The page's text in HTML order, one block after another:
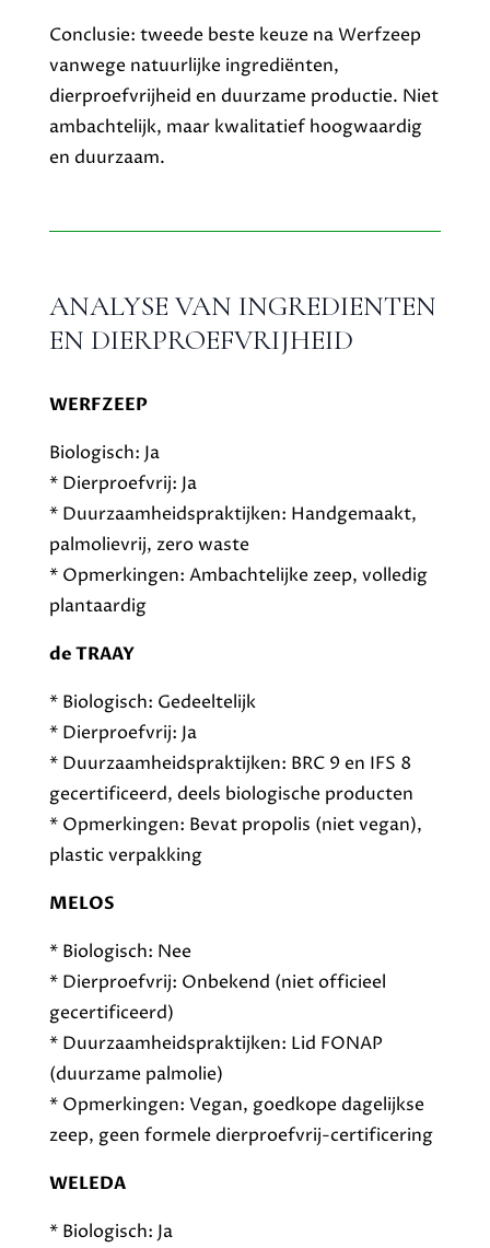
Conclusie: tweede beste keuze na Werfzeep
vanwege natuurlijke ingrediënten,
dierproefvrijheid en duurzame productie. Niet
ambachtelijk, maar kwalitatief hoogwaardig
en duurzaam.
ANALYSE VAN INGREDIENTEN
EN DIERPROEFVRIJHEID
WERFZEEP
Biologisch: Ja
* Dierproefvrij: Ja
* Duurzaamheidspraktijken: Handgemaakt,
palmolievrij, zero waste
* Opmerkingen: Ambachtelijke zeep, volledig
plantaardig
de TRAAY
* Biologisch: Gedeeltelijk
* Dierproefvrij: Ja
* Duurzaamheidspraktijken: BRC 9 en IFS 8
gecertificeerd, deels biologische producten
* Opmerkingen: Bevat propolis (niet vegan),
plastic verpakking
MELOS
* Biologisch: Nee
* Dierproefvrij: Onbekend (niet officieel
gecertificeerd)
* Duurzaamheidspraktijken: Lid FONAP
(duurzame palmolie)
* Opmerkingen: Vegan, goedkope dagelijkse
zeep, geen formele dierproefvrij-certificering
WELEDA
* Biologisch: Ja